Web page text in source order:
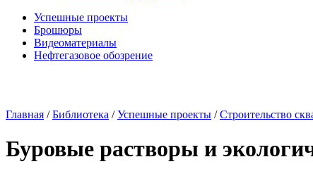
Успешные проекты
Брошюры
Видеоматериалы
Нефтегазовое обозрение
Главная /Библиотека /Успешные проекты /Строительство
Буровые растворы и